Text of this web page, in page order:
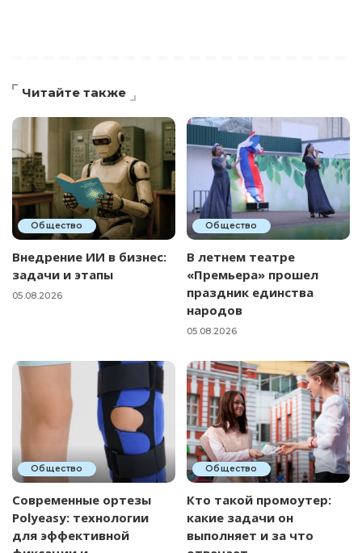
Читайте также
Общество
Внедрение ИИ в бизнес:
задачи и этапы
05.08.2026
Общество
В летнем театре
«Премьера» прошел
праздник единства
народов
05.08.2026
Общество
Современные ортезы
Polyeasy: технологии
для эффективной
Общество
Кто такой промоутер:
какие задачи он
выполняет и за что